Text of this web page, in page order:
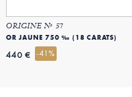
ORIGINE Nº 57
OR JAUNE 750 ‰ (18 CARATS)
440 € -41%